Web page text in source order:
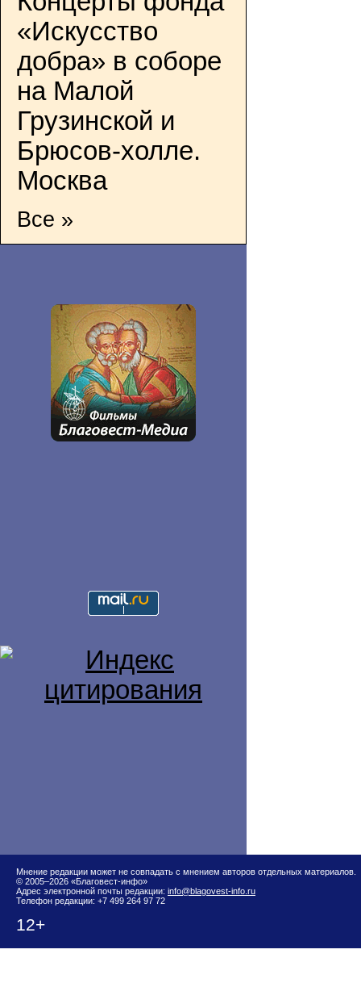
«Искусство
добра» в соборе
на Малой
Грузинской и
Брюсов-холле.
Москва
Все »
Мнение редакции может не совпадать с мнением авторов отдельных материалов.
© 2005–2026 «Благовест-инфо»
Адрес электронной почты редакции: info@blagovest-info.ru
Телефон редакции: +7 499 264 97 72
12+